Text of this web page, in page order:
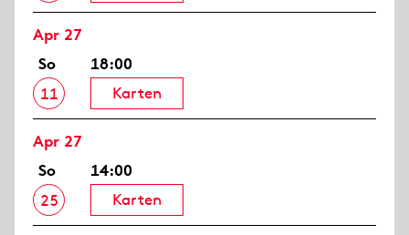
Apr 27
So
11
18:00
Karten
Apr 27
So
25
14:00
Karten